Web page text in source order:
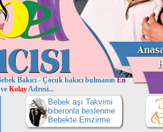
Bakıcı - Çocuk bakıcı bulmanınEn
ve KolayAdresi...
Bebek aşı Takvimi
biberonla beslenme
Bebekte Emzirme